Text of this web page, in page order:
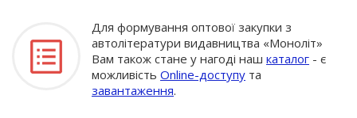
Для формування оптової закупки з
автолітератури видавництва «Моноліт»
Вам також стане у нагоді наш каталог - є
можливість Online-доступу та
завантаження.